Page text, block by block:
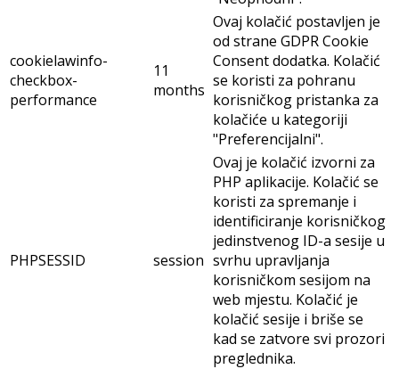
cookielawinfo-
checkbox-
performance
11
months
Ovaj kolačić postavljen je
od strane GDPR Cookie
Consent dodatka. Kolačić
se koristi za pohranu
korisničkog pristanka za
kolačiće u kategoriji
"Preferencijalni".
PHPSESSID session
Ovaj je kolačić izvorni za
PHP aplikacije. Kolačić se
koristi za spremanje i
identificiranje korisničkog
jedinstvenog ID-a sesije u
svrhu upravljanja
korisničkom sesijom na
web mjestu. Kolačić je
kolačić sesije i briše se
kad se zatvore svi prozori
preglednika.